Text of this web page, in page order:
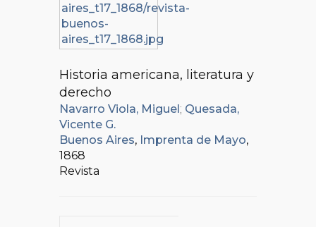
Historia americana, literatura y
derecho
Navarro Viola, Miguel ; Quesada,
Vicente G.
Buenos Aires, Imprenta de Mayo,
1868
Revista